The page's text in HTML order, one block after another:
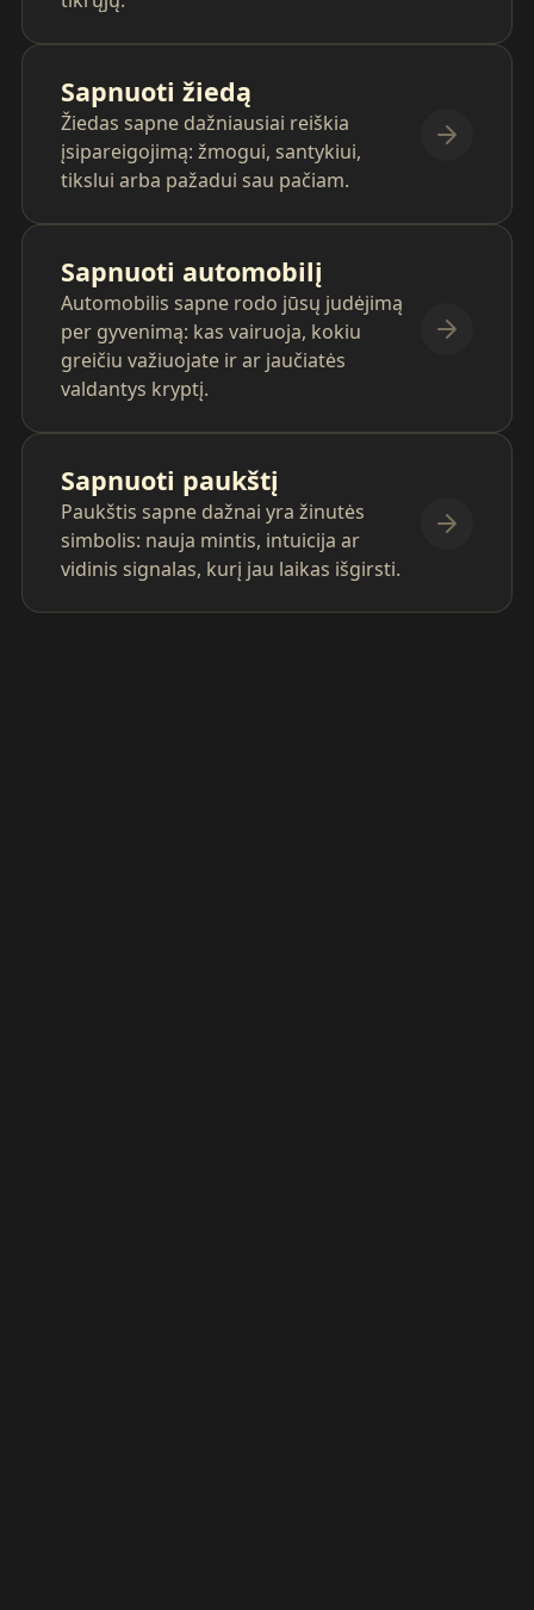
Sapnuoti žiedą
Žiedas sapne dažniausiai reiškia
įsipareigojimą: žmogui, santykiui,
tikslui arba pažadui sau pačiam.
Sapnuoti automobilį
Automobilis sapne rodo jūsų judėjimą
per gyvenimą: kas vairuoja, kokiu
greičiu važiuojate ir ar jaučiatės
valdantys kryptį.
Sapnuoti paukštį
Paukštis sapne dažnai yra žinutės
simbolis: nauja mintis, intuicija ar
vidinis signalas, kurį jau laikas išgirsti.